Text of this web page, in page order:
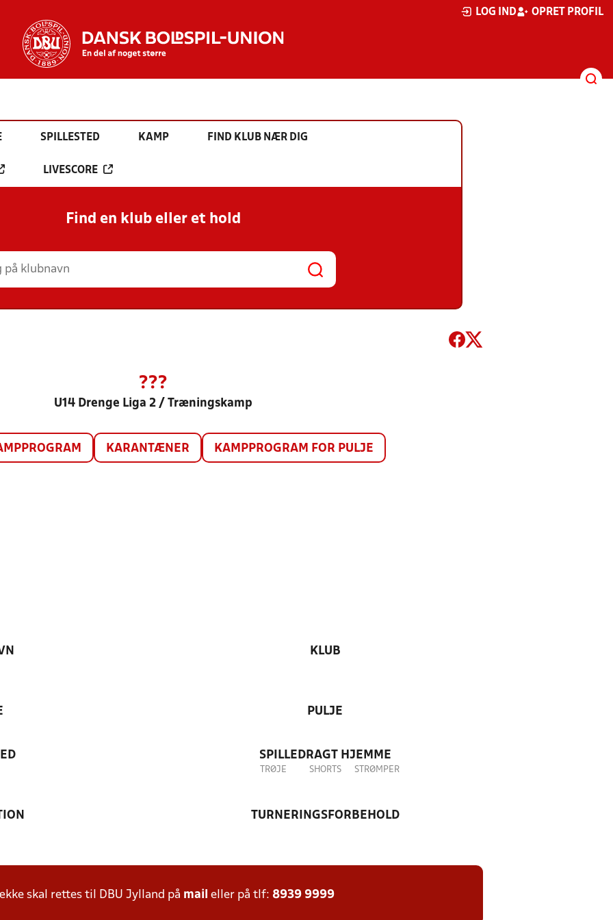
LOG IND OPRET PROFIL
SPILLESTED KAMP FIND KLUB NÆR DIG
LIVESCORE
Find en klub eller et hold
???
U14 Drenge Liga 2 / Træningskamp
KARANTÆNER KAMPPROGRAM FOR PULJE
KLUB
PULJE
SPILLEDRAGT HJEMME
TRØJE SHORTS STRØMPER
TURNERINGSFORBEHOLD
skal rettes til DBU Jylland på mail eller på tlf: 8939 9999